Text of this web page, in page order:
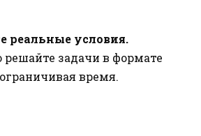
реальные условия.
решайте задачи в формате
время.